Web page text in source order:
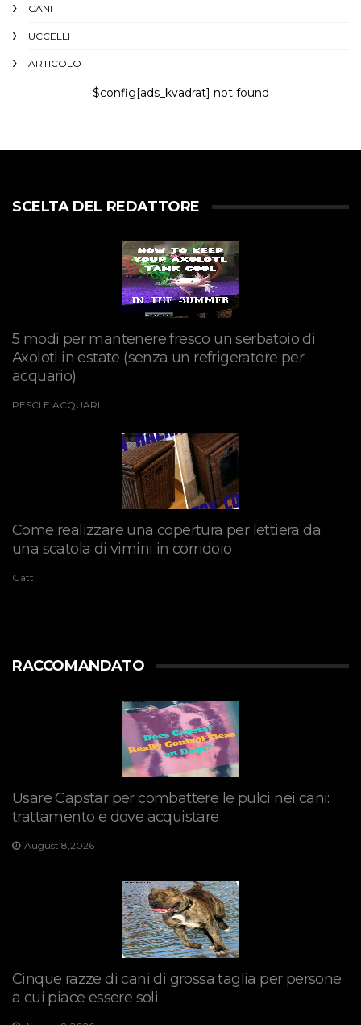
CANI
UCCELLI
ARTICOLO
$config[ads_kvadrat] not found
SCELTA DEL REDATTORE
5 modi per mantenere fresco un serbatoio di
Axolotl in estate (senza un refrigeratore per
acquario)
PESCI E ACQUARI
Come realizzare una copertura per lettiera da
una scatola di vimini in corridoio
Gatti
RACCOMANDATO
Usare Capstar per combattere le pulci nei cani:
trattamento e dove acquistare
August 8,2026
Cinque razze di cani di grossa taglia per persone
a cui piace essere soli